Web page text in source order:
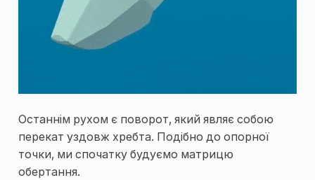
Останнім рухом є поворот, який являє собою
перекат уздовж хребта. Подібно до опорної
точки, ми спочатку будуємо матрицю
обертання.